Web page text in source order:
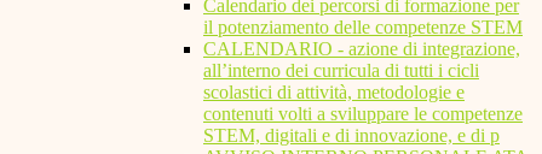
Calendario dei percorsi di formazione per
il potenziamento delle competenze STEM
CALENDARIO - azione di integrazione,
all’interno dei curricula di tutti i cicli
scolastici di attività, metodologie e
contenuti volti a sviluppare le competenze
STEM, digitali e di innovazione, e di p